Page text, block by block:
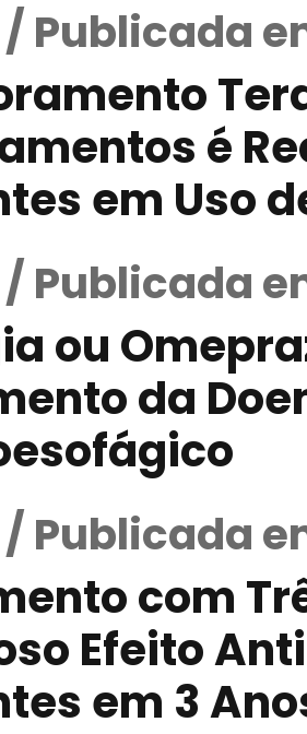
Publicada
é
em Uso
Publicada
ou
da
Publicada
com
Efeito
em 3